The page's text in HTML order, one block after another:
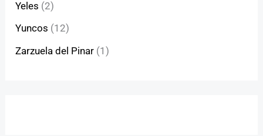
Yeles (2)
Yuncos (12)
Zarzuela del Pinar (1)